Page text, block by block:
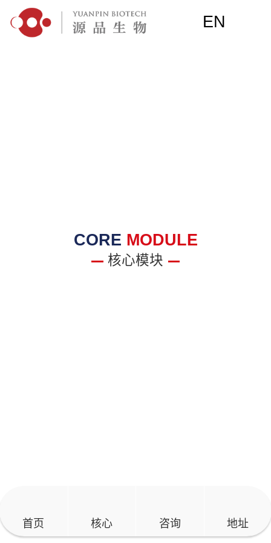
EN
CORE MODULE
核心模块
首页 核心 咨询 地址